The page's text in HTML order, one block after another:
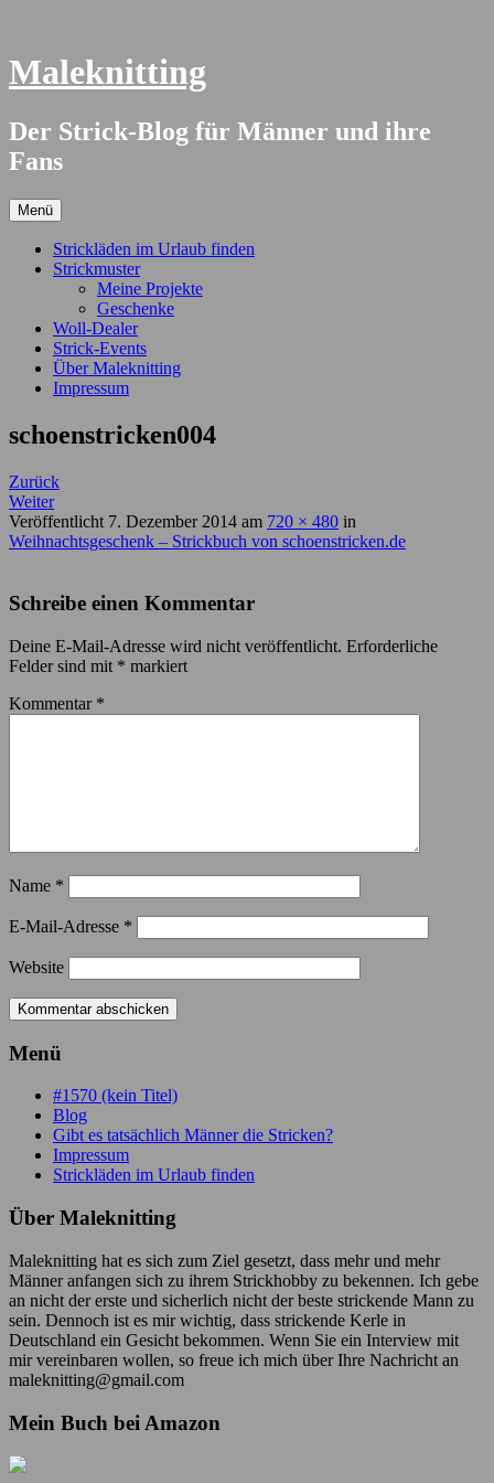
Inhalt
Maleknitting
Der Strick-Blog für Männer und ihre
Fans
Menü
Strickläden im Urlaub finden
Strickmuster
Meine Projekte
Geschenke
Woll-Dealer
Strick-Events
Über Maleknitting
Impressum
schoenstricken004
Zurück
Weiter
Veröffentlicht 7. Dezember 2014 am 720 × 480 in
Weihnachtsgeschenk – Strickbuch von schoenstricken.de
Schreibe einen Kommentar
Deine E-Mail-Adresse wird nicht veröffentlicht. Erforderliche
Felder sind mit * markiert
Kommentar *
Name *
E-Mail-Adresse *
Website
Menü
#1570 (kein Titel)
Blog
Gibt es tatsächlich Männer die Stricken?
Impressum
Strickläden im Urlaub finden
Über Maleknitting
Maleknitting hat es sich zum Ziel gesetzt, dass mehr und mehr
Männer anfangen sich zu ihrem Strickhobby zu bekennen. Ich gebe
an nicht der erste und sicherlich nicht der beste strickende Mann zu
sein. Dennoch ist es mir wichtig, dass strickende Kerle in
Deutschland ein Gesicht bekommen. Wenn Sie ein Interview mit
mir vereinbaren wollen, so freue ich mich über Ihre Nachricht an
maleknitting@gmail.com
Mein Buch bei Amazon